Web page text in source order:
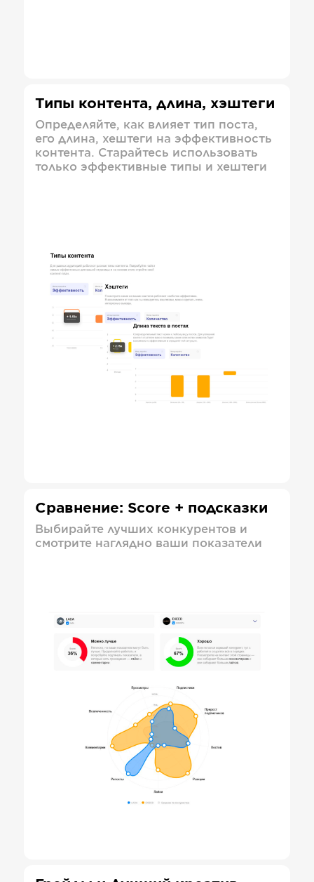
Типы контента, длина, хэштеги
Определяйте, как влияет тип поста,
его длина, хештеги на эффективность
контента. Старайтесь использовать
только эффективные типы и хештеги
Сравнение: Score + подсказки
Выбирайте лучших конкурентов и
смотрите наглядно ваши показатели